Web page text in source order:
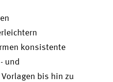
konsistente
und
bis hin zu